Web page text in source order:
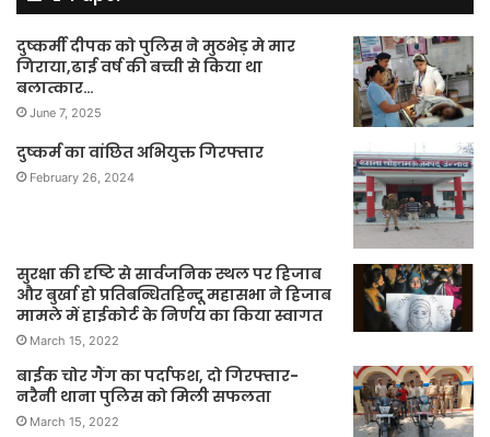
दुष्कर्मी दीपक को पुलिस ने मुठभेड़ मे मार
गिराया,ढाई वर्ष की बच्ची से किया था
बलात्कार…
June 7, 2025
दुष्कर्म का वांछित अभियुक्त गिरफ्तार
February 26, 2024
सुरक्षा की दृष्टि से सार्वजनिक स्थल पर हिजाब
और बुर्खा हो प्रतिबन्धितहिन्दू महासभा ने हिजाब
मामले में हाईकोर्ट के निर्णय का किया स्वागत
March 15, 2022
बाईक चोर गैंग का पर्दाफश, दो गिरफ्तार-
नरैनी थाना पुलिस को मिली सफलता
March 15, 2022